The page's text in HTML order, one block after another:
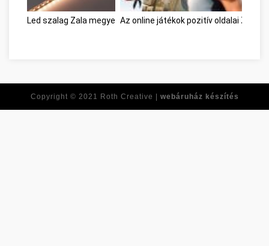
Led szalag Zala megye Az online játékok pozitív oldalai Zala
Copyright © 2021 Roth Creative | webáruház készítés